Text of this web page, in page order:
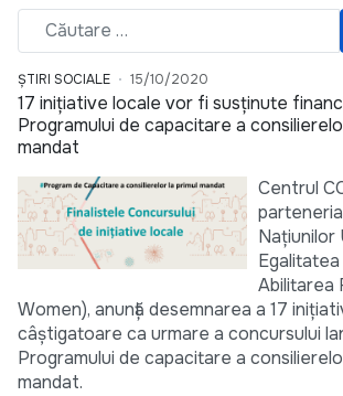
ȘTIRI SOCIALE 15/10/2020
17 inițiative locale vor fi susținute
Programului de capacitare a
mandat
Centrul
Națiunilor
Abilitarea
Women), anunță desemnarea a 17
câștigatoare ca urmare a concursului
Programului de capacitare a
mandat.